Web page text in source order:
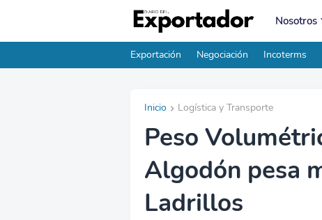
Nosotros
Exportación Negociación Incoterms
Inicio Logística y Transporte
Peso
Algodón pesa
Ladrillos